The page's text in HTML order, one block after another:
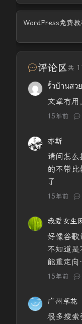
评论区共
รั้วบ้านสว
文章有用
15年前
亦斯
请问怎
的不带
了
15年前
我爱女生
好像谷歌
不知道是
能重定
15年前
广州草花
很多搜索